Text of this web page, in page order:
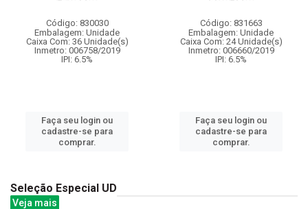
Código: 830030
Embalagem: Unidade
Caixa Com: 36 Unidade(s)
Inmetro: 006758/2019
IPI: 6.5%
Faça seu login ou
cadastre-se para
comprar.
Código: 831663
Embalagem: Unidade
Caixa Com: 24 Unidade(s)
Inmetro: 006660/2019
IPI: 6.5%
Faça seu login ou
cadastre-se para
comprar.
Seleção Especial UD
Veja mais